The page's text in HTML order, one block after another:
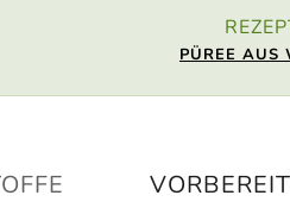
PÜREE AUS